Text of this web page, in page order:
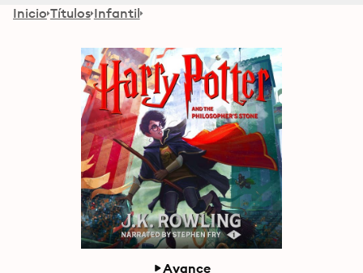
Inicio Títulos Infantil
Avance